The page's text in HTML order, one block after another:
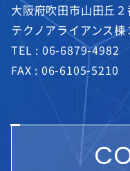
大阪府吹田市山田丘
テクノアライアンス棟
TEL : 06-6879-4982
FAX : 06-6105-5210